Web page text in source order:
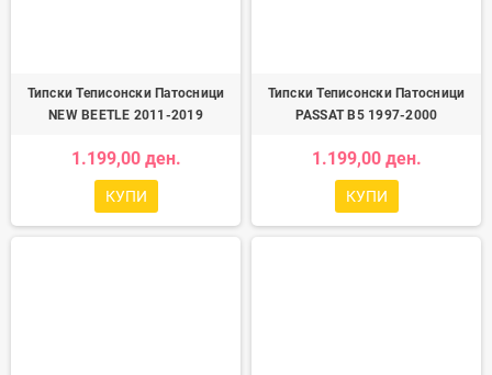
Типски Теписонски Патосници
NEW BEETLE 2011-2019
1.199,00 ден.
КУПИ
Типски Теписонски Патосници
PASSAT B5 1997-2000
1.199,00 ден.
КУПИ